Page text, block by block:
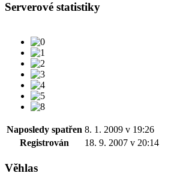
Serverové statistiky
Naposledy spatřen 8. 1. 2009 v 19:26
Registrován
18. 9. 2007 v 20:14
Věhlas